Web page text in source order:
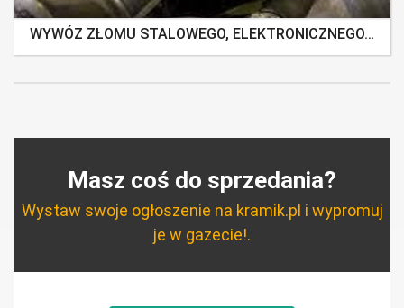
WYWÓZ ZŁOMU STALOWEGO, ELEKTRONICZNEGO, AGD Białystok OKOLICE.
Masz coś do sprzedania?
Wystaw swoje ogłoszenie na kramik.pl i wypromuj
je w gazecie!.